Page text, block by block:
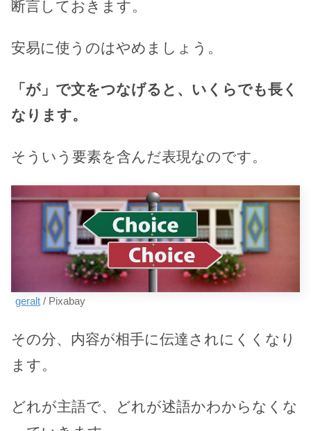
断言しておきます。
安易に使うのはやめましょう。
「が」で文をつなげると、いくらでも長く
なります。
そういう要素を含んだ表現なのです。
geralt / Pixabay
その分、内容が相手に伝達されにくくなり
ます。
どれが主語で、どれが述語かわからなくな